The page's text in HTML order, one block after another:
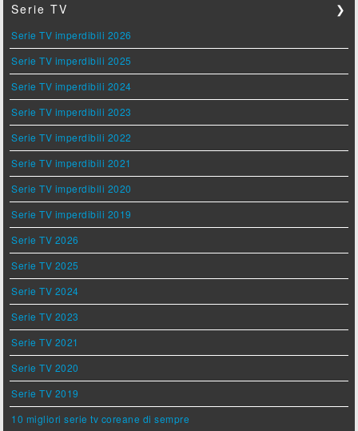
Serie TV ❯
Serie TV imperdibili 2026
Serie TV imperdibili 2025
Serie TV imperdibili 2024
Serie TV imperdibili 2023
Serie TV imperdibili 2022
Serie TV imperdibili 2021
Serie TV imperdibili 2020
Serie TV imperdibili 2019
Serie TV 2026
Serie TV 2025
Serie TV 2024
Serie TV 2023
Serie TV 2021
Serie TV 2020
Serie TV 2019
10 migliori serie tv coreane di sempre